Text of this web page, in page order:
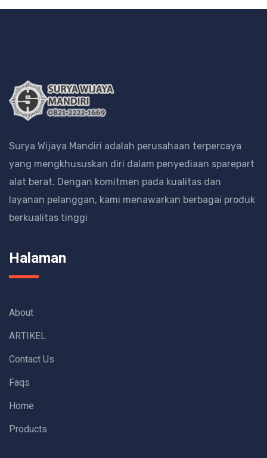
Surya Wijaya Mandiri adalah perusahaan terpercaya
yang mengkhususkan diri dalam penyediaan sparepart
alat berat. Dengan komitmen pada kualitas dan
layanan pelanggan, kami menawarkan berbagai produk
berkualitas tinggi
Halaman
About
ARTIKEL
Contact Us
Faqs
Home
Products